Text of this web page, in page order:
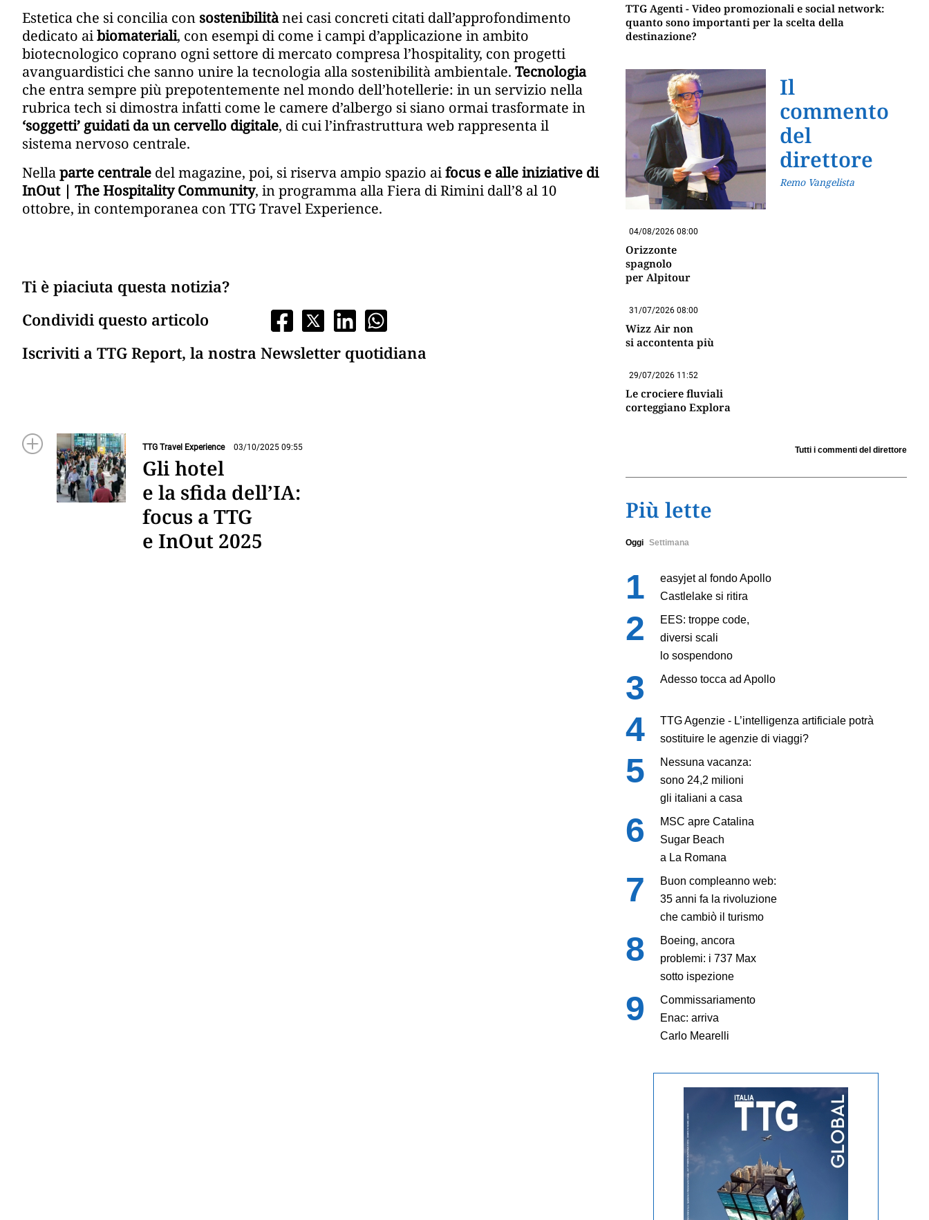
Estetica che si concilia con sostenibilitànei casi concreti citati dall’approfondimento
dedicato aibiomateriali, con esempi di come i campi d’applicazione in ambito
biotecnologico coprano ogni settore di mercato compresa l’hospitality, con progetti
avanguardistici che sanno unire la tecnologia alla sostenibilità ambientale. Tecnologia
che entra sempre più prepotentemente nel mondo dell’hotellerie: in un servizio nella
rubrica tech si dimostra infatti come le camere d’albergo si siano ormai trasformate in
‘soggetti’ guidati da un cervello digitale, di cui l’infrastruttura web rappresenta il
sistema nervoso centrale.
Nellaparte centrale del magazine, poi, si riserva ampio spazio aifocus e alle iniziative di
InOut | The Hospitality Community, in programma alla Fiera di Rimini dall’8 al 10
ottobre, in contemporanea con TTG Travel Experience.
Ti è piaciuta questa notizia?
Condividi questo articolo
Iscriviti a TTG Report, la nostra Newsletter quotidiana
TTG Travel Experience 03/10/2025 09:55
Gli hotel
e la sfida dell’IA:
focus a TTG
e InOut 2025
TTG Agenti - Video promozionali e social network:
quanto sono importanti per la scelta della
destinazione?
Il
commento
del
direttore
Remo Vangelista
04/08/2026 08:00
Orizzonte
spagnolo
per Alpitour
31/07/2026 08:00
Wizz Air non
si accontenta più
29/07/2026 11:52
Le crociere fluviali
corteggiano Explora
Tutti i commenti del direttore
Più lette
Oggi Settimana
easyjet al fondo Apollo
Castlelake si ritira
EES: troppe code,
diversi scali
lo sospendono
Adesso tocca ad Apollo
TTG Agenzie - L’intelligenza artificiale potrà
sostituire le agenzie di viaggi?
Nessuna vacanza:
sono 24,2 milioni
gli italiani a casa
MSC apre Catalina
Sugar Beach
a La Romana
Buon compleanno web:
35 anni fa la rivoluzione
che cambiò il turismo
Boeing, ancora
problemi: i 737 Max
sotto ispezione
Commissariamento
Enac: arriva
Carlo Mearelli